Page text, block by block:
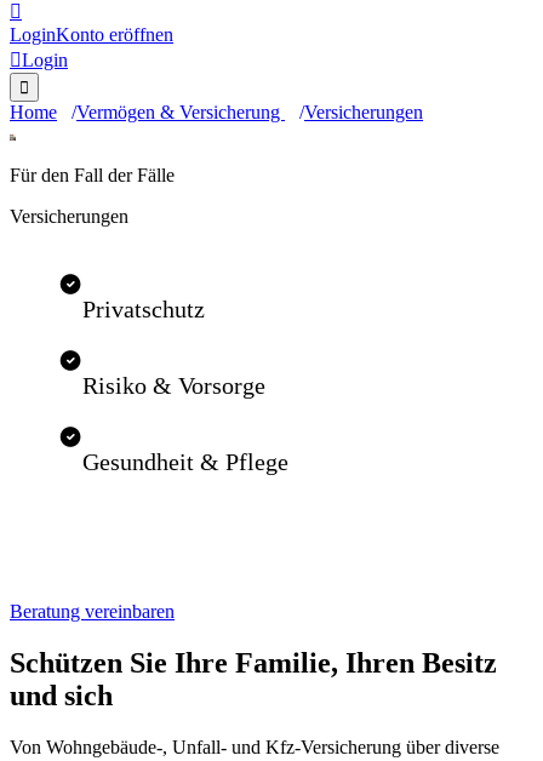

LoginKonto eröffnen
Login

Home Vermögen & Versicherung Versicherungen
Für den Fall der Fälle
Versicherungen
Privatschutz
Risiko & Vorsorge
Gesundheit & Pflege
Beratung vereinbaren
Schützen Sie Ihre Familie, Ihren Besitz
und sich
Von Wohngebäude-, Unfall- und Kfz-Versicherung über diverse